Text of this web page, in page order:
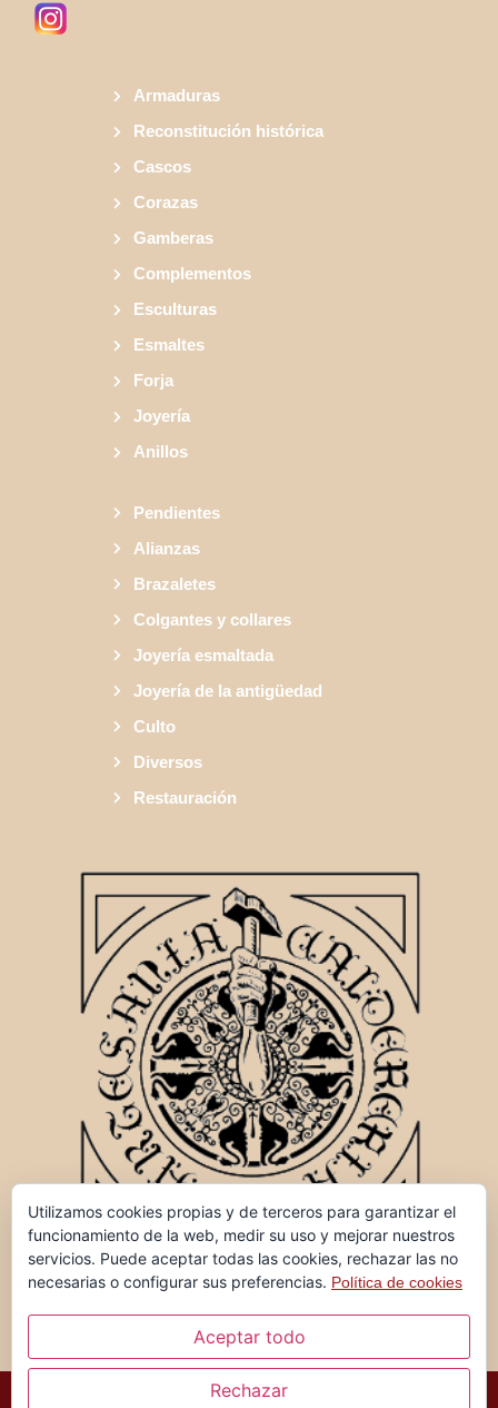
Armaduras
Reconstitución histórica
Cascos
Corazas
Gamberas
Complementos
Esculturas
Esmaltes
Forja
Joyería
Anillos
Pendientes
Alianzas
Brazaletes
Colgantes y collares
Joyería esmaltada
Joyería de la antigüedad
Culto
Diversos
Restauración
Utilizamos cookies propias y de terceros para garantizar el
funcionamiento de la web, medir su uso y mejorar nuestros
servicios. Puede aceptar todas las cookies, rechazar las no
necesarias o configurar sus preferencias. Política de cookies
Aceptar todo
Rechazar